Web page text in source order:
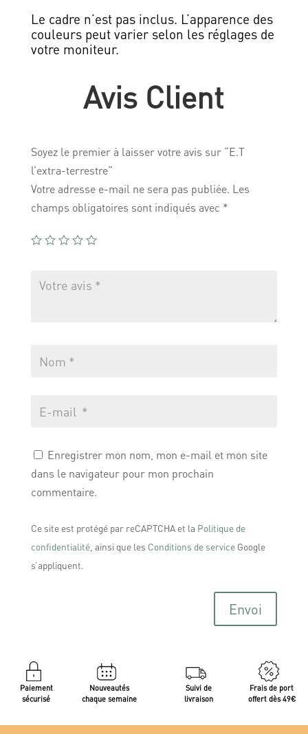
Le cadre n’est pas inclus. L’apparence des
couleurs peut varier selon les réglages de
votre moniteur.
Avis Client
Soyez le premier à laisser votre avis sur “E.T
l’extra-terrestre”
Votre adresse e-mail ne sera pas publiée. Les
champs obligatoires sont indiqués avec *
Enregistrer mon nom, mon e-mail et mon site
dans le navigateur pour mon prochain
commentaire.
Ce site est protégé par reCAPTCHA et la Politique de
confidentialité, ainsi que les Conditions de serviceGoogle
s’appliquent.
Envoi
Paiement
sécurisé
Nouveautés
chaque semaine
Suivi de
livraison
Frais de port
offert dès 49€